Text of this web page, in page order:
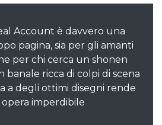
Account è davvero una
pagina, sia per gli amanti
per chi cerca un shonen
banale ricca di colpi di scena
a degli ottimi disegni rende
imperdibile